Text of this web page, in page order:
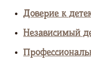
Доверие к
Независимый